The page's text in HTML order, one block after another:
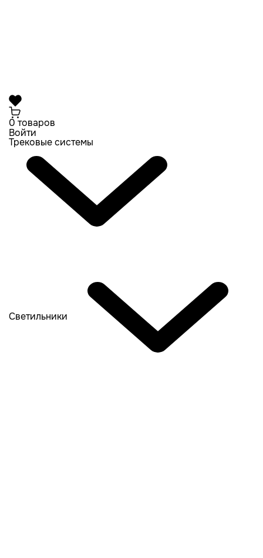
0 товаров
Войти
Трековые системы
Светильники